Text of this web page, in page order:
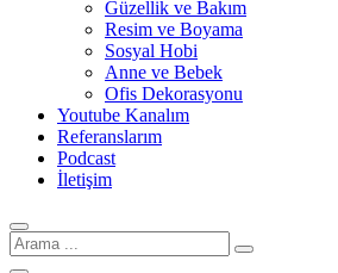
Güzellik ve Bakım
Resim ve Boyama
Sosyal Hobi
Anne ve Bebek
Ofis Dekorasyonu
Youtube Kanalım
Referanslarım
Podcast
İletişim
Arama
için: